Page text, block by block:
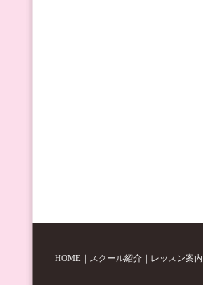
HOME ｜ スクール紹介 ｜ レッスン案内